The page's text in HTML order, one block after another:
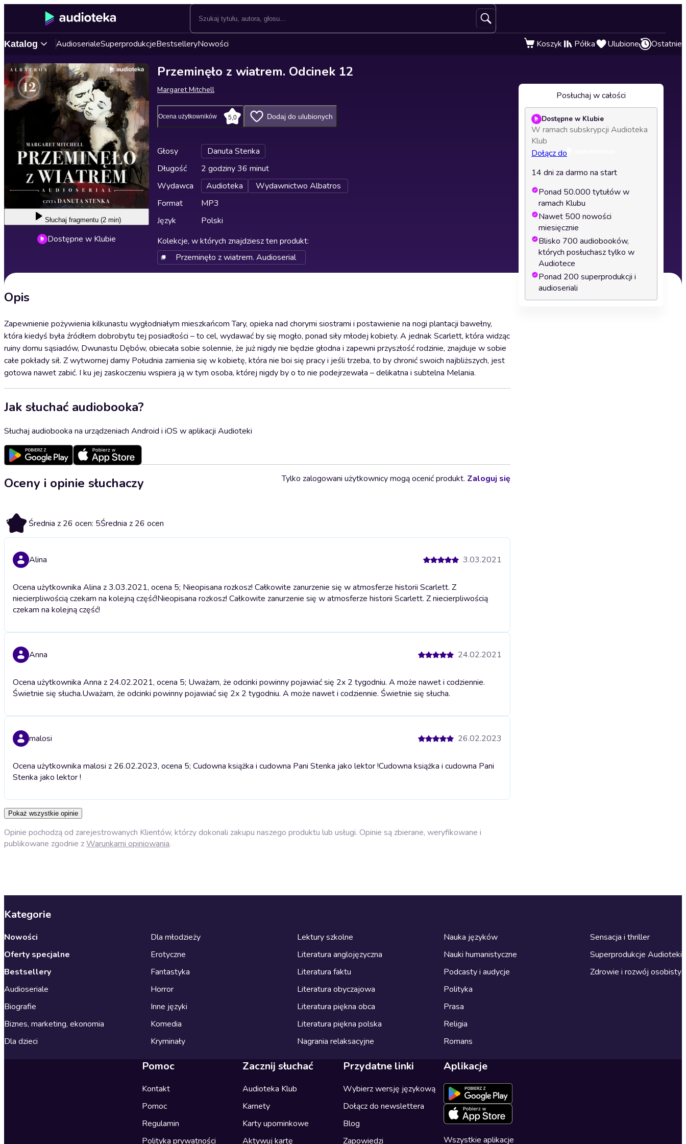
Katalog AudioserialeSuperprodukcjeBestselleryNowości Koszyk Półka Ulubione Ostatnie
Słuchaj fragmentu (2 min)
Dostępne w Klubie
Przeminęło z wiatrem. Odcinek 12
Margaret Mitchell
Ocena użytkowników 5,0 Dodaj do ulubionych
Głosy
Danuta Stenka
Długość
2 godziny 36 minut
Wydawca
Audioteka
Wydawnictwo Albatros
Format
MP3
Język
Polski
Kolekcje, w których znajdziesz ten produkt:
Przeminęło z wiatrem. Audioserial
Opis
Zapewnienie pożywienia kilkunastu wygłodniałym mieszkańcom Tary, opieka nad chorymi siostrami i postawienie na nogi plantacji bawełny,
która kiedyś była źródłem dobrobytu tej posiadłości – to cel, wydawać by się mogło, ponad siły młodej kobiety. A jednak Scarlett, która widząc
ruiny domu sąsiadów, Dwunastu Dębów, obiecała sobie solennie, że już nigdy nie będzie głodna i zapewni przyszłość rodzinie, znajduje w sobie
całe pokłady sił. Z wytwornej damy Południa zamienia się w kobietę, która nie boi się pracy i jeśli trzeba, to by chronić swoich najbliższych, jest
gotowa nawet zabić. I ku jej zaskoczeniu wspiera ją w tym osoba, której nigdy by o to nie podejrzewała – delikatna i subtelna Melania.
Jak słuchać audiobooka?
Słuchaj audiobooka na urządzeniach Android i iOS w aplikacji Audioteki
Oceny i opinie słuchaczy
5 Średnia z 26 ocen: 5Średnia z 26 ocen
Tylko zalogowani użytkownicy mogą ocenić produkt. Zaloguj się
Alina 3.03.2021
Ocena użytkownika Alina z 3.03.2021, ocena 5; Nieopisana rozkosz! Całkowite zanurzenie się w atmosferze historii Scarlett. Z
niecierpliwością czekam na kolejną część!Nieopisana rozkosz! Całkowite zanurzenie się w atmosferze historii Scarlett. Z niecierpliwością
czekam na kolejną część!
Anna 24.02.2021
Ocena użytkownika Anna z 24.02.2021, ocena 5; Uważam, że odcinki powinny pojawiać się 2x 2 tygodniu. A może nawet i codziennie.
Świetnie się słucha.Uważam, że odcinki powinny pojawiać się 2x 2 tygodniu. A może nawet i codziennie. Świetnie się słucha.
malosi 26.02.2023
Ocena użytkownika malosi z 26.02.2023, ocena 5; Cudowna książka i cudowna Pani Stenka jako lektor !Cudowna książka i cudowna Pani
Stenka jako lektor !
Pokaż wszystkie opinie
Opinie pochodzą od zarejestrowanych Klientów, którzy dokonali zakupu naszego produktu lub usługi. Opinie są zbierane, weryfikowane i
publikowane zgodnie zWarunkami opiniowania.
Posłuchaj w całości
Dostępne w Klubie
W ramach subskrypcji Audioteka
Klub
Dołącz do
14 dni za darmo na start
Ponad 50.000 tytułów w
ramach Klubu
Nawet 500 nowości
miesięcznie
Blisko 700 audiobooków,
których posłuchasz tylko w
Audiotece
Ponad 200 superprodukcji i
audioseriali
Kategorie
Nowości
Oferty specjalne
Bestsellery
Audioseriale
Biografie
Biznes, marketing, ekonomia
Dla dzieci
Dla młodzieży
Erotyczne
Fantastyka
Horror
Inne języki
Komedia
Kryminały
Lektury szkolne
Literatura anglojęzyczna
Literatura faktu
Literatura obyczajowa
Literatura piękna obca
Literatura piękna polska
Nagrania relaksacyjne
Nauka języków
Nauki humanistyczne
Podcasty i audycje
Polityka
Prasa
Religia
Romans
Sensacja i thriller
Superprodukcje Audioteki
Zdrowie i rozwój osobisty
Pomoc
Kontakt
Pomoc
Regulamin
Polityka prywatności
Zacznij słuchać
Audioteka Klub
Karnety
Karty upominkowe
Aktywuj kartę
Przydatne linki
Wybierz wersję językową
Dołącz do newslettera
Blog
Zapowiedzi
Aplikacje
Wszystkie aplikacje